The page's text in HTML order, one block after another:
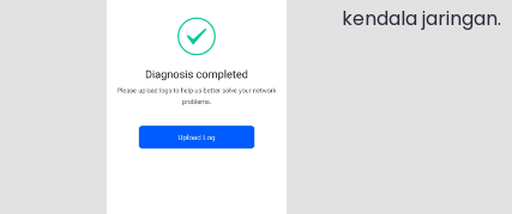
kendala jaringan.